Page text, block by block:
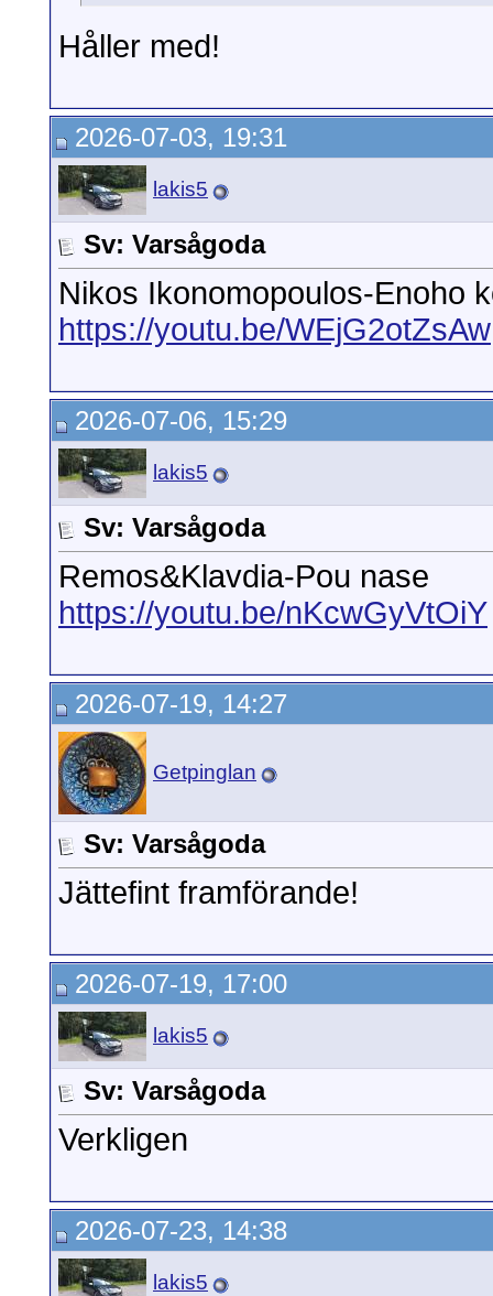
Håller med!
2026-07-03, 19:31
lakis5
Sv: Varsågoda
Nikos Ikonomopoulos-Enoho
https://youtu.be/WEjG2otZsAw
2026-07-06, 15:29
lakis5
Sv: Varsågoda
Remos&Klavdia-Pou nase
https://youtu.be/nKcwGyVtOiY
2026-07-19, 14:27
Getpinglan
Sv: Varsågoda
Jättefint framförande!
2026-07-19, 17:00
lakis5
Sv: Varsågoda
Verkligen
2026-07-23, 14:38
lakis5